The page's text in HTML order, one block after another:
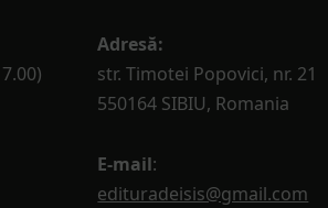
Adresă:
str. Timotei Popovici, nr. 21
550164 SIBIU, Romania
E-mail:
edituradeisis@gmail.com